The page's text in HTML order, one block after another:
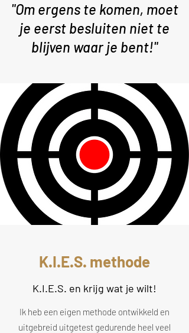
"Om ergens te komen, moet
je eerst besluiten niet te
blijven waar je bent!"
K.I.E.S. methode
K.I.E.S. en krijg wat je wilt!
Ik heb een eigen methode ontwikkeld en
uitgebreid uitgetest gedurende heel veel